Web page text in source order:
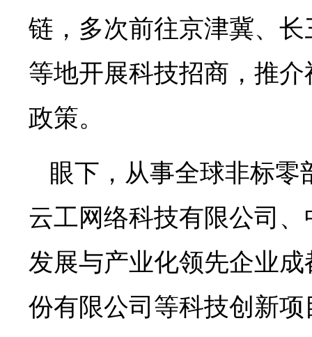
链，多次前往京津冀、
等地开展科技招商，推
政策。
眼下，从事全球非标零
云工网络科技有限公司
发展与产业化领先企业
份有限公司等科技创新